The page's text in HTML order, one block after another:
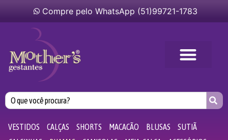
Compre pelo WhatsApp (51)99721-1783
VESTIDOS CALÇAS SHORTS MACACÃO BLUSAS
SUTIÃ